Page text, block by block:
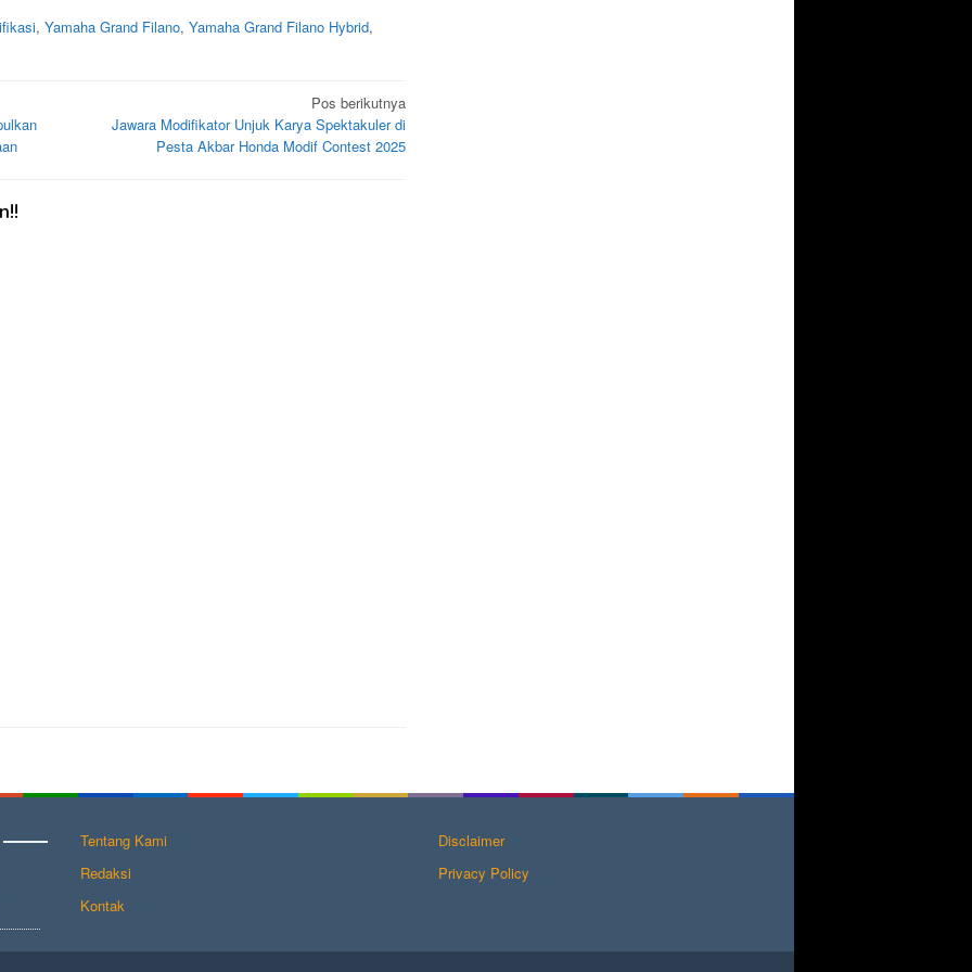
, Yamaha Grand Filano, Yamaha Grand Filano Hybrid,
Pos berikutnya
Jawara Modifikator Unjuk Karya Spektakuler di
Pesta Akbar Honda Modif Contest 2025
Tentang Kami
Redaksi
Kontak
Disclaimer
Privacy Policy